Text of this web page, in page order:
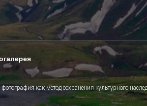
как метод сохранения культурного